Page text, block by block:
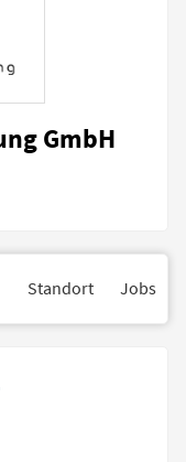
GmbH
Standort Jobs